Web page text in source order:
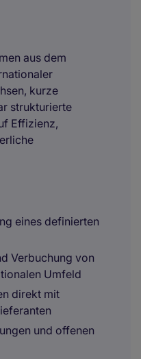
aus dem
kurze
strukturierte
Effizienz,
eines definierten
Verbuchung von
Umfeld
direkt mit
und offenen